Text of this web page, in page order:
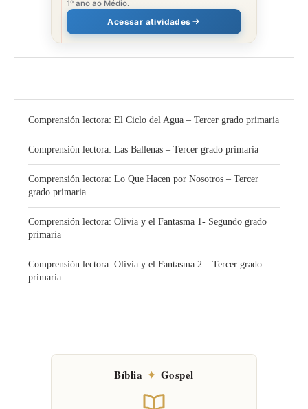
1º ano ao Médio.
Acessar atividades
Comprensión lectora: El Ciclo del Agua – Tercer grado primaria
Comprensión lectora: Las Ballenas – Tercer grado primaria
Comprensión lectora: Lo Que Hacen por Nosotros – Tercer
grado primaria
Comprensión lectora: Olivia y el Fantasma 1- Segundo grado
primaria
Comprensión lectora: Olivia y el Fantasma 2 – Tercer grado
primaria
Bíblia ✦ Gospel